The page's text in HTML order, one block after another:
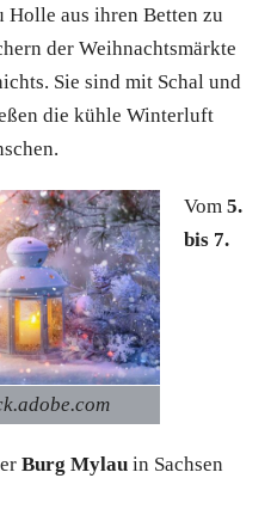
aus ihren Betten zu
der Weihnachtsmärkte
Sie sind mit Schal und
die kühle Winterluft
Vom 5.
bis 7.
Burg Mylau in Sachsen